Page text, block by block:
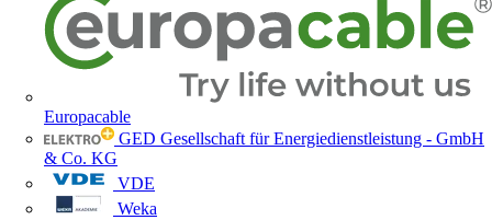
Europacable
GED Gesellschaft für Energiedienstleistung - GmbH
& Co. KG
VDE
Weka